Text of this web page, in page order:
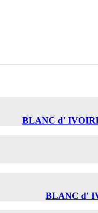
BLANC d'
BLANC d'